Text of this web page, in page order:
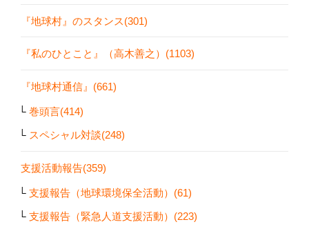
『地球村』のスタンス(301)
『私のひとこと』（高木善之）(1103)
『地球村通信』(661)
巻頭言(414)
スペシャル対談(248)
支援活動報告(359)
支援報告（地球環境保全活動）(61)
支援報告（緊急人道支援活動）(223)